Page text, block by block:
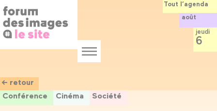
au
contenu
principal
Menu
← retour
Conférence
Cinéma Société
Tout l’agenda
août
jeudi
6